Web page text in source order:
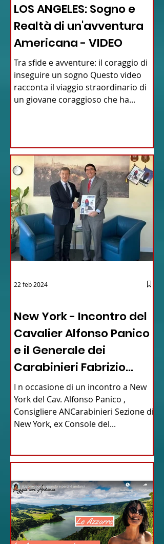
LOS ANGELES: Sogno e
Realtà di un'avventura
Americana - VIDEO
Tra sfide e avventure: il coraggio di
inseguire un sogno Questo video
racconta il viaggio straordinario di
un giovane coraggioso che ha...
New York - Incontro del
Cavalier Alfonso Panico
e il Generale dei
Carabinieri Fabrizio
Parrulli
I n occasione di un incontro a New
York del Cav. Alfonso Panico ,
Consigliere ANCarabinieri Sezione di
New York, ex Console del...
22 feb 2024